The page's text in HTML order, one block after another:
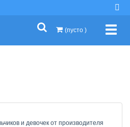
(пусто )
и девочек от производителя